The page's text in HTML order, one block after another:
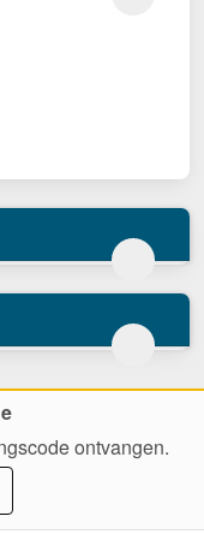
ontvangen.